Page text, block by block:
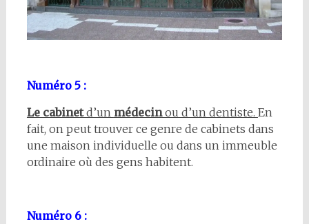
Numéro 5 :
Le cabinetd’un médecinou d’un dentiste. En
fait, on peut trouver ce genre de cabinets dans
une maison individuelle ou dans un immeuble
ordinaire où des gens habitent.
Numéro 6 :